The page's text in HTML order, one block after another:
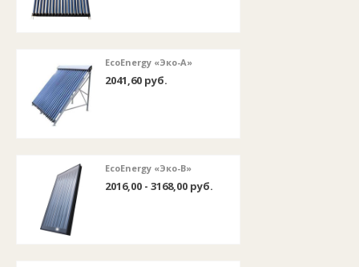
EcoEnergy «Эко-А»
2041,60 руб.
EcoEnergy «Эко-B»
2016,00 - 3168,00 руб.